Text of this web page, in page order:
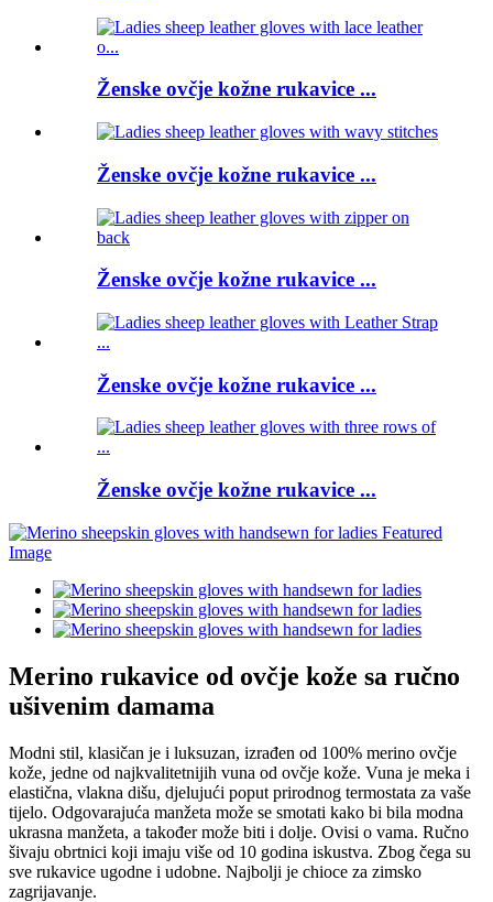
Ženske ovčje kožne rukavice ...
Ženske ovčje kožne rukavice ...
Ženske ovčje kožne rukavice ...
Ženske ovčje kožne rukavice ...
Ženske ovčje kožne rukavice ...
Merino rukavice od ovčje kože sa ručno
ušivenim damama
Modni stil, klasičan je i luksuzan, izrađen od 100% merino ovčje
kože, jedne od najkvalitetnijih vuna od ovčje kože. Vuna je meka i
elastična, vlakna dišu, djelujući poput prirodnog termostata za vaše
tijelo. Odgovarajuća manžeta može se smotati kako bi bila modna
ukrasna manžeta, a također može biti i dolje. Ovisi o vama. Ručno
šivaju obrtnici koji imaju više od 10 godina iskustva. Zbog čega su
sve rukavice ugodne i udobne. Najbolji je chioce za zimsko
zagrijavanje.